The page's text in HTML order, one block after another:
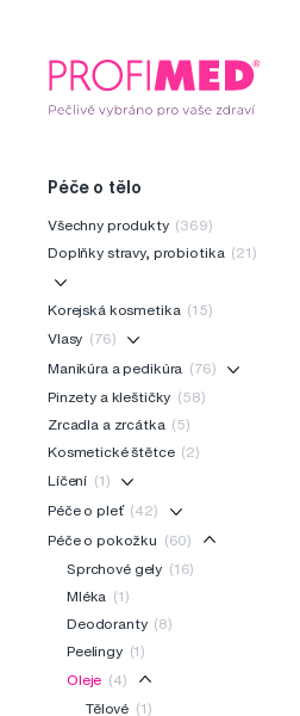
Péče o tělo
Všechny produkty (369)
Doplňky stravy, probiotika (21)
Korejská kosmetika (15)
Vlasy (76)
Manikúra a pedikúra (76)
Pinzety a kleštičky (58)
Zrcadla a zrcátka (5)
Kosmetické štětce (2)
Líčení (1)
Péče o pleť (42)
Péče o pokožku (60)
Sprchové gely (16)
Mléka (1)
Deodoranty (8)
Peelingy (1)
Oleje (4)
Tělové (1)